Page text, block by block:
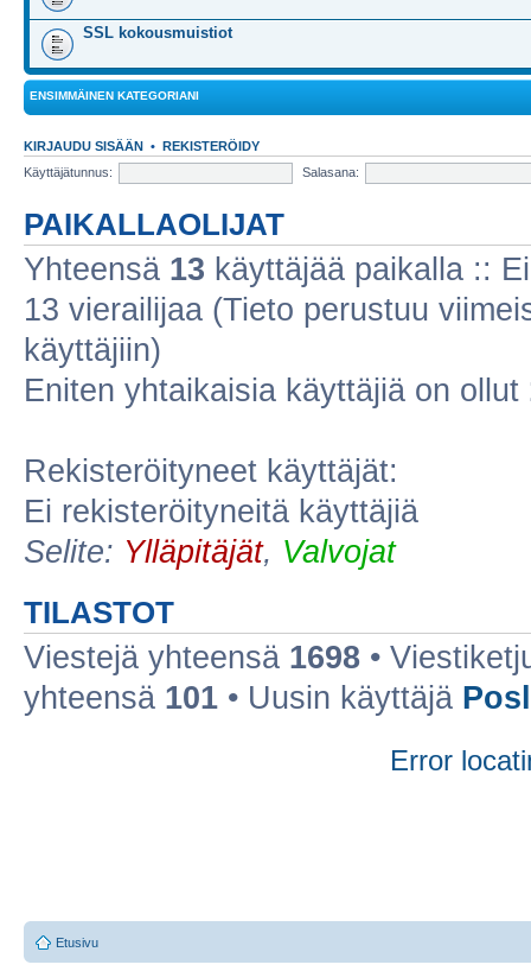
SSL kokousmuistiot
ENSIMMÄINEN KATEGORIANI
KIRJAUDU SISÄÄN • REKISTERÖIDY
Käyttäjätunnus:
Salasana:
PAIKALLAOLIJAT
Yhteensä 13 käyttäjää paikalla ::
13 vierailijaa (Tieto perustuu
käyttäjiin)
Eniten yhtaikaisia käyttäjiä on ollut
Rekisteröityneet käyttäjät:
Ei rekisteröityneitä käyttäjiä
Selite: Ylläpitäjät, Valvojat
TILASTOT
Viestejä yhteensä 1698 •
yhteensä 101 • Uusin käyttäjä
Error
Etusivu